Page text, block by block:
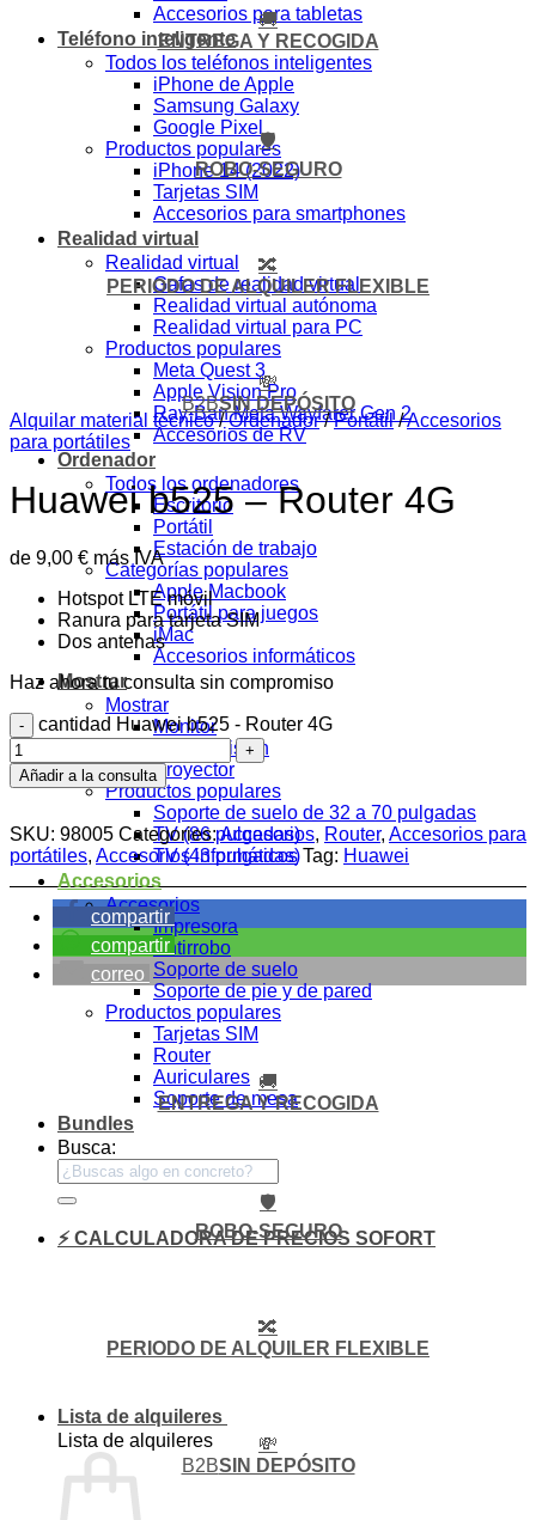
Accesorios para tabletas
Teléfono inteligente
Todos los teléfonos inteligentes
iPhone de Apple
Samsung Galaxy
Google Pixel
Productos populares
iPhone 14 (2022)
Tarjetas SIM
Accesorios para smartphones
Realidad virtual
Realidad virtual
Gafas de realidad virtual
Realidad virtual autónoma
Realidad virtual para PC
Productos populares
Meta Quest 3
Apple Vision Pro
Ray-Ban Meta Wayfarer Gen 2
Accesorios de RV
Ordenador
Todos los ordenadores
Escritorio
Portátil
Estación de trabajo
Categorías populares
Apple Macbook
Portátil para juegos
iMac
Accesorios informáticos
Mostrar
Mostrar
Monitor
TV Televisión
Proyector
Productos populares
Soporte de suelo de 32 a 70 pulgadas
TV (86 pulgadas)
TV (43 pulgadas)
Accesorios
Accesorios
Impresora
Antirrobo
Soporte de suelo
Soporte de pie y de pared
Productos populares
Tarjetas SIM
Router
Auriculares
Soporte de mesa
Bundles
Busca:
⚡ CALCULADORA DE PRECIOS SOFORT
Lista de alquileres
Lista de alquileres
🚚
ENTREGA Y RECOGIDA
🛡️
ROBO-SEGURO
🔀
PERIODO DE ALQUILER FLEXIBLE
💸
B2BSIN DEPÓSITO
Alquilar material técnico / Ordenador / Portátil /Accesorios
para portátiles
Huawei b525 – Router 4G
de 9,00 € más IVA
Hotspot LTE móvil
Ranura para tarjeta SIM
Dos antenas
Haz ahora tu consulta sin compromiso
cantidad Huawei b525 - Router 4G
Añadir a la consulta
SKU: 98005 Categories:Accesorios, Router, Accesorios para
portátiles, Accesorios informáticos Tag: Huawei
compartir
compartir
correo
🚚
ENTREGA Y RECOGIDA
🛡️
ROBO-SEGURO
🔀
PERIODO DE ALQUILER FLEXIBLE
💸
B2BSIN DEPÓSITO